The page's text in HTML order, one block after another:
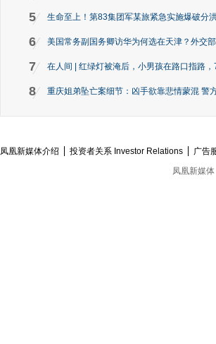
5 生命至上！第83集团军某旅紧急实施爆破分
6 美国常务副国务卿访华为何选在天津？外交
7 在人间 | 红绿灯被淹后，小男孩在路口指路
8 重庆姐弟坠亡案细节：凶手欲靠悲情蒙混 警
凤凰新媒体介绍 投资者关系 Investor Relations 广告
凤凰新媒体